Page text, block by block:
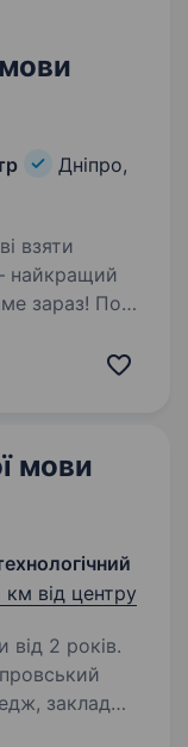
Дніпро,
взяти
зараз! Поки
мови
км від центру
від 2 років.
заклад